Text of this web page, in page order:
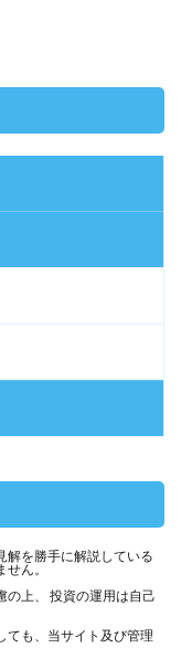
解を勝手に解説している
ん。
の上、 投資の運用は自己
ても、当サイト及び管理